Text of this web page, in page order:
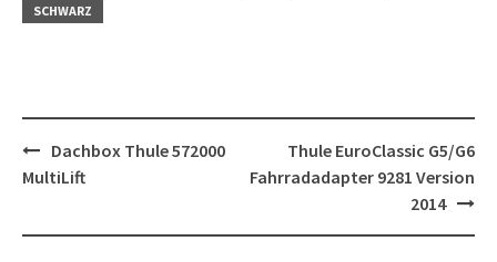
SCHWARZ
Post
navigation
Dachbox Thule 572000
MultiLift
Thule EuroClassic G5/G6
Fahrradadapter 9281 Version
2014